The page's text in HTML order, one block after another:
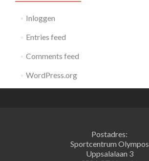
Inloggen
Entries feed
Comments feed
WordPress.org
Postadres:
Sportcentrum Olympos
Uppsalalaan 3